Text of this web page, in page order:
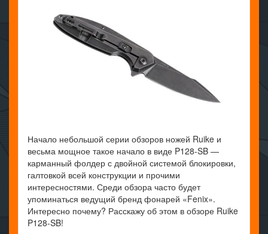
Начало небольшой серии обзоров ножей Ruike и
весьма мощное такое начало в виде P128-SB —
карманный фолдер с двойной системой блокировки,
галтовкой всей конструкции и прочими
интересностями. Среди обзора часто будет
упоминаться ведущий бренд фонарей «Fenix».
Интересно почему? Расскажу об этом в обзоре Ruike
P128-SB!